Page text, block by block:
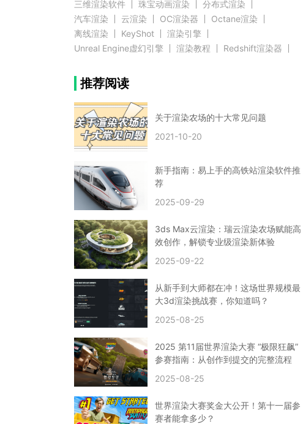
三维渲染软件
珠宝动画渲染
分布式渲染
汽车渲染
云渲染 OC渲染器
Octane渲染
离线渲染
KeyShot
渲染引擎
Unreal Engine虚幻引擎
渲染教程
Redshift渲染器
推荐阅读
3D模型教程
云渲染农场使用教程
渲染图黑色
云渲染农场价格
建筑效果图渲染
渲染速度慢
贴图教程
CG角色制作心得
动画渲染 在线渲染
渲染技巧
雕刻3D模型
Blender云端渲染
maya渲染 CG动画
动画制作
Blender
CG渲染 渲染农场
3dmax云端渲染
渲染图
CG原画
clarisse教程
拟真人物制作 实时渲染
视觉效果
视觉特效
特效 VRay制作案例
VFX案例
手动渲染农场
云渲染小课堂
CPU渲染
Arnold案例
vr渲染器
效果图渲染 免费云渲染
Autodesk
2D转3D
SU渲染 圣诞短片
风暴幽灵船
云渲染大咖专访
CG电影云渲染案例
Houdini建模案例
CG人物制作
Maya基础知识
Blender渲染技巧
3ds Max资讯
3ds Max教程
CG软件资讯
3d云渲染
3dmax渲染
Substance Painter
vray网络渲染
SAAS渲染农场
Lumion
ZBrush技巧
SketchUp教程
3dmax 渲染慢
推荐阅读
关于渲染农场的十大常见问题
2021-10-20
新手指南：易上手的高铁站渲染软件推
荐
2025-09-29
3ds Max云渲染：瑞云渲染农场赋能高
效创作，解锁专业级渲染新体验
2025-09-22
从新手到大师都在冲！这场世界规模最
大3d渲染挑战赛，你知道吗？
2025-08-25
2025 第11届世界渲染大赛 “极限狂飙”
参赛指南：从创作到提交的完整流程
2025-08-25
世界渲染大赛奖金大公开！第十一届参
赛者能拿多少？